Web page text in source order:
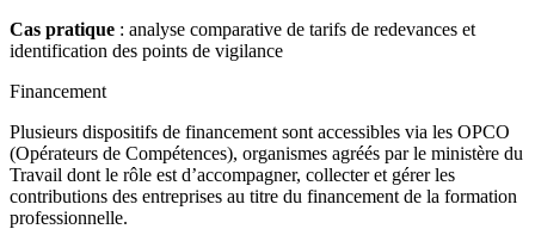
Cas pratique : analyse comparative de tarifs de redevances et
identification des points de vigilance
Financement
Plusieurs dispositifs de financement sont accessibles via les OPCO
(Opérateurs de Compétences), organismes agréés par le ministère du
Travail dont le rôle est d’accompagner, collecter et gérer les
contributions des entreprises au titre du financement de la formation
professionnelle.